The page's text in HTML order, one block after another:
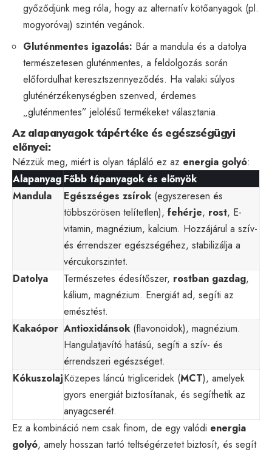
győződjünk meg róla, hogy az alternatív kötőanyagok (pl.
mogyoróvaj) szintén vegánok.
Gluténmentes igazolás: Bár a mandula és a datolya
természetesen gluténmentes, a feldolgozás során
előfordulhat keresztszennyeződés. Ha valaki súlyos
gluténérzékenységben szenved, érdemes
„gluténmentes” jelölésű termékeket választania.
Az alapanyagok tápértéke és egészségügyi
előnyei:
Nézzük meg, miért is olyan tápláló ez az energia golyó:
Alapanyag Főbb tápanyagok és előnyök
Mandula
Egészséges zsírok (egyszeresen és
többszörösen telítetlen), fehérje, rost, E-
vitamin, magnézium, kalcium. Hozzájárul a szív-
és érrendszer egészségéhez, stabilizálja a
vércukorszintet.
Datolya
Természetes édesítőszer, rostban gazdag,
kálium, magnézium. Energiát ad, segíti az
emésztést.
Kakaópor Antioxidánsok (flavonoidok), magnézium.
Hangulatjavító hatású, segíti a szív- és
érrendszeri egészséget.
KókuszolajKözepes láncú trigliceridek (MCT), amelyek
gyors energiát biztosítanak, és segíthetik az
anyagcserét.
Ez a kombináció nem csak finom, de egy valódi energia
golyó, amely hosszan tartó teltségérzetet biztosít, és segít